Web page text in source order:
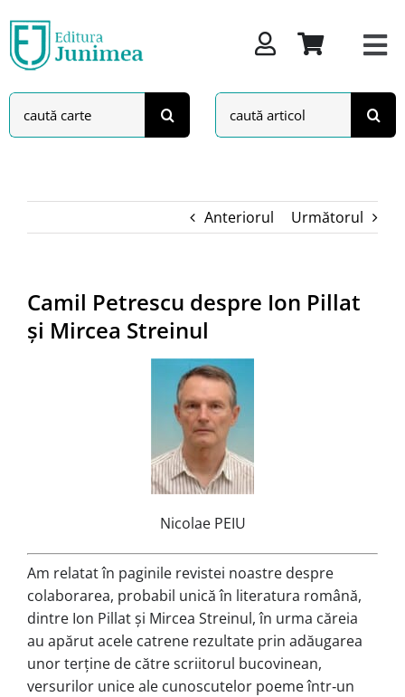
to
content
Search
for:
Search
for:
Anteriorul Următorul
Camil Petrescu despre Ion Pillat
și Mircea Streinul
Nicolae PEIU
Am relatat în paginile revistei noastre despre
colaborarea, probabil unică în literatura română,
dintre Ion Pillat și Mircea Streinul, în urma căreia
au apărut acele catrene rezultate prin adăugarea
unor terține de către scriitorul bucovinean,
versurilor unice ale cunoscutelor poeme într‑un